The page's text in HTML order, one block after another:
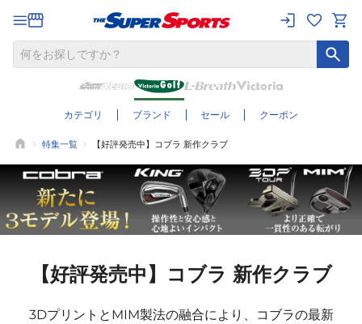
カテゴリ ブランド セール クーポン
特集一覧 【好評発売中】コブラ 新作クラブ
【好評発売中】コブラ 新作クラブ
3DプリントとMIM製法の融合により、コブラの最新